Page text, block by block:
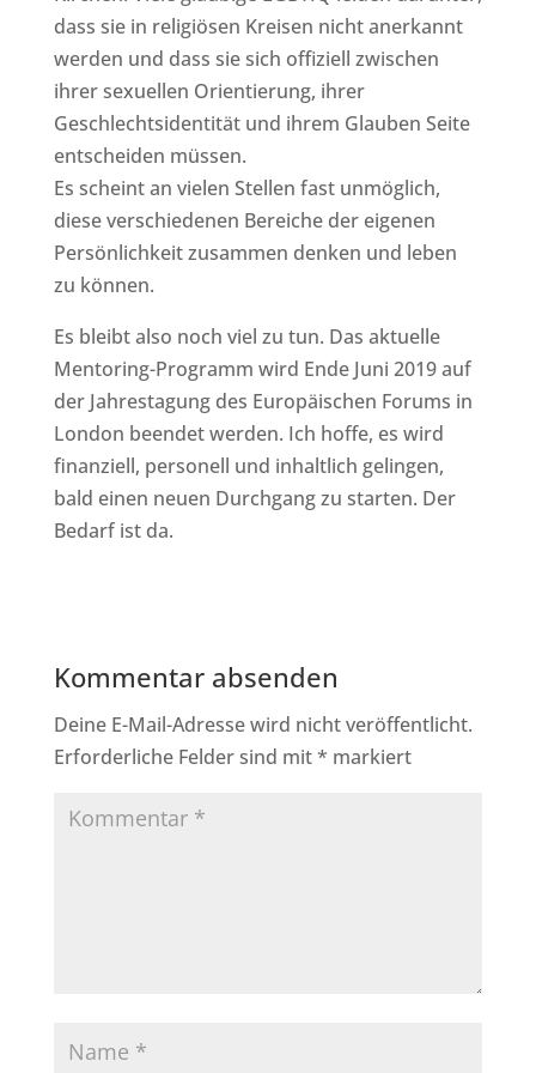
dass sie in religiösen Kreisen nicht anerkannt
werden und dass sie sich offiziell zwischen
ihrer sexuellen Orientierung, ihrer
Geschlechtsidentität und ihrem Glauben Seite
entscheiden müssen.
Es scheint an vielen Stellen fast unmöglich,
diese verschiedenen Bereiche der eigenen
Persönlichkeit zusammen denken und leben
zu können.
Es bleibt also noch viel zu tun. Das aktuelle
Mentoring-Programm wird Ende Juni 2019 auf
der Jahrestagung des Europäischen Forums in
London beendet werden. Ich hoffe, es wird
finanziell, personell und inhaltlich gelingen,
bald einen neuen Durchgang zu starten. Der
Bedarf ist da.
Kommentar absenden
Deine E-Mail-Adresse wird nicht veröffentlicht.
Erforderliche Felder sind mit* markiert